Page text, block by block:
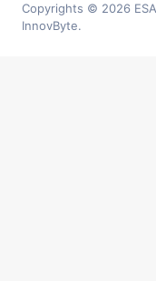
Copyrights © 2026 ESA
InnovByte.